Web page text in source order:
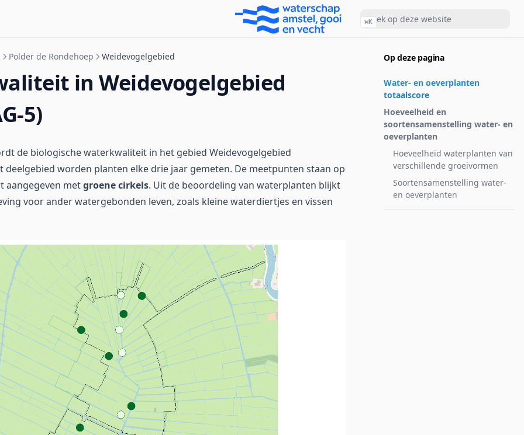
⌘K
Op deze pagina
Water- en oeverplanten
totaalscore
Hoeveelheid en
soortensamenstelling water- en
oeverplanten
Hoeveelheid waterplanten van
verschillende groeivormen
Soortensamenstelling water-
en oeverplanten
Polder de Rondehoep Weidevogelgebied
in Weidevogelgebied
5)
de biologische waterkwaliteit in het gebied Weidevogelgebied
deelgebied worden planten elke drie jaar gemeten. De meetpunten staan op
aangegeven metgroene cirkels. Uit de beoordeling van waterplanten blijkt
voor ander watergebonden leven, zoals kleine waterdiertjes en vissen